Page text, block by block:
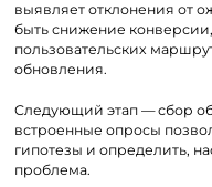
выявляет отклонения от
быть снижение
пользовательских
обновления.
Следующий этап — сбор
встроенные опросы
гипотезы и определить,
проблема.